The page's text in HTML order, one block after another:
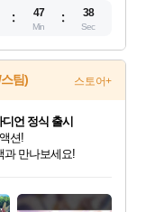
47
Min
36
Sec
팀) 스토어+
만나보세요!
만나보세요!
립까지!
까지!
지!
함께 예약하세요!
으로 만나보세요!
언 정식 출시
션!
과 만나보세요!
로 만나보세요!
세요!
할인!
매 중
세요